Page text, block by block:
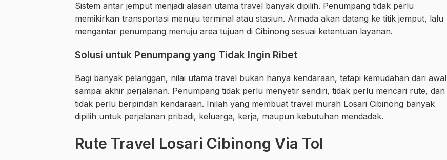
Sistem antar jemput menjadi alasan utama travel banyak dipilih. Penumpang tidak perlu
memikirkan transportasi menuju terminal atau stasiun. Armada akan datang ke titik jemput, lalu
mengantar penumpang menuju area tujuan di Cibinong sesuai ketentuan layanan.
Solusi untuk Penumpang yang Tidak Ingin Ribet
Bagi banyak pelanggan, nilai utama travel bukan hanya kendaraan, tetapi kemudahan dari awal
sampai akhir perjalanan. Penumpang tidak perlu menyetir sendiri, tidak perlu mencari rute, dan
tidak perlu berpindah kendaraan. Inilah yang membuat travel murah Losari Cibinong banyak
dipilih untuk perjalanan pribadi, keluarga, kerja, maupun kebutuhan mendadak.
Rute Travel Losari Cibinong Via Tol